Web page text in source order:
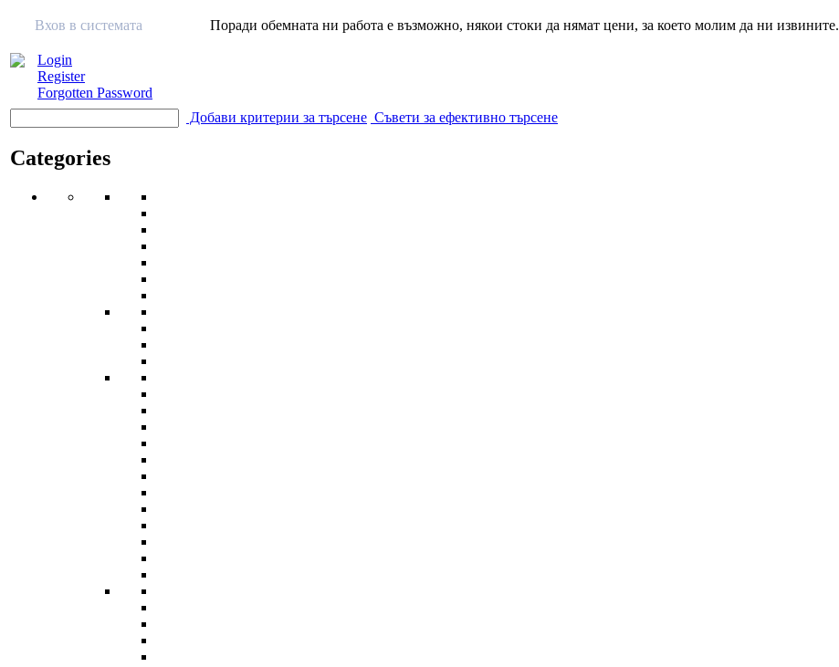
Вхов в системата
Login
Register
Forgotten Password
Поради обемната ни работа е възможно, някои стоки да нямат цени, за което молим да ни извините.
Добави критерии за търсене Съвети за ефективно търсене
Categories